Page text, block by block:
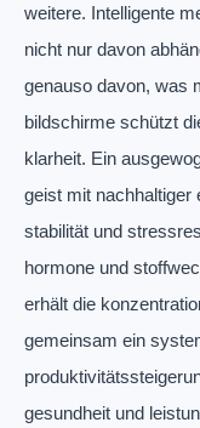
weitere. Intelligente
nicht nur davon
genauso davon, was
bildschirme schützt
klarheit. Ein
geist mit nachhaltiger
stabilität und
hormone und
erhält die
gemeinsam ein
gesundheit und